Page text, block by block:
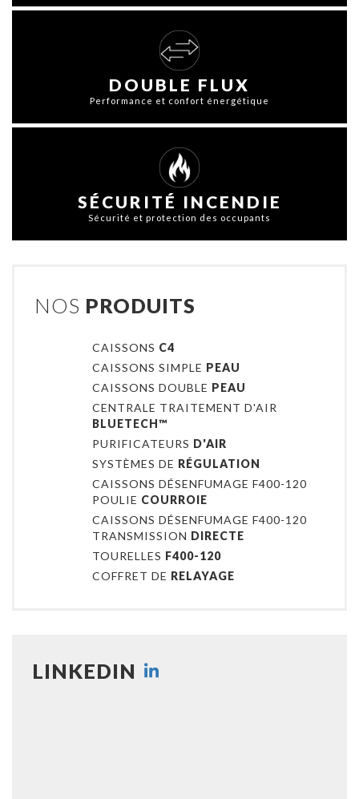
DOUBLE FLUX
Performance et confort énergétique
SÉCURITÉ INCENDIE
Sécurité et protection des occupants
NOS PRODUITS
CAISSONS C4
CAISSONS SIMPLE PEAU
CAISSONS DOUBLE PEAU
CENTRALE TRAITEMENT D'AIR
BLUETECH™
PURIFICATEURS D'AIR
SYSTÈMES DE RÉGULATION
CAISSONS DÉSENFUMAGE F400-120
POULIE COURROIE
CAISSONS DÉSENFUMAGE F400-120
TRANSMISSION DIRECTE
TOURELLES F400-120
COFFRET DE RELAYAGE
LINKEDIN